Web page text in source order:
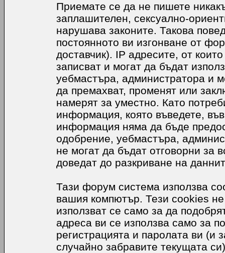
Приемате се да не пишете
заплашителен, сексуално-
нарушава законите. Такова
постоянното ви изгонване от
доставчик). IP адресите, от
записват и могат да бъдат
уебмастъра, администратора и
да премахват, променят или
намерят за уместно. Като
информация, която въведете,
информация няма да бъде
одобрение, уебмастъра,
не могат да бъдат отговорни за
доведат до разкриване на
Тази форум система използва
вашия компютър. Тези cookies
използват се само за да
адреса ви се използва само за
регистрацията и паролата ви (и
случайно забравите текущата